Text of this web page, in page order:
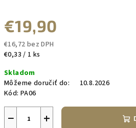
€19,90
€16,72 bez DPH
Jednotková
€0,33 / 1 ks
Skladom
Môžeme doručiť do:
10.8.2026
Kód: PA06
+
−